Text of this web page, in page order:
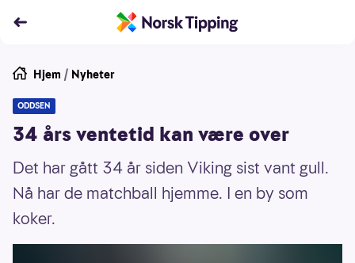
Hjem / Nyheter
ODDSEN
34 års ventetid kan være over
Det har gått 34 år siden Viking sist vant gull.
Nå har de matchball hjemme. I en by som
koker.